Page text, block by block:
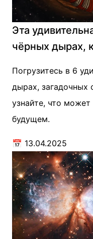
Эта
чёрных дырах,
Погрузитесь в 6
дырах, загадочных
узнайте, что
будущем.
📅 13.04.2025